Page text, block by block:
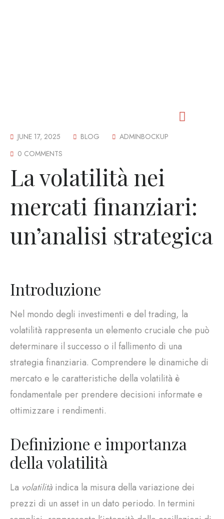
JUNE 17, 2025 BLOG
ADMINBOCKUP
0 COMMENTS
La volatilità nei
mercati finanziari:
un’analisi strategica
Introduzione
Nel mondo degli investimenti e del trading, la
volatilità rappresenta un elemento cruciale che può
determinare il successo o il fallimento di una
strategia finanziaria. Comprendere le dinamiche di
mercato e le caratteristiche della volatilità è
fondamentale per prendere decisioni informate e
ottimizzare i rendimenti.
Definizione e importanza
della volatilità
La volatilità indica la misura della variazione dei
prezzi di un asset in un dato periodo. In termini